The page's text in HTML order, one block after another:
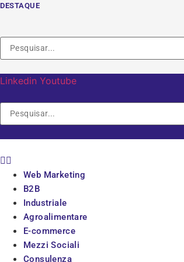
Vai
contenuto
DESTAQUE
Linkedin Youtube
Web Marketing
B2B
Industriale
Agroalimentare
E-commerce
Mezzi Sociali
Consulenza